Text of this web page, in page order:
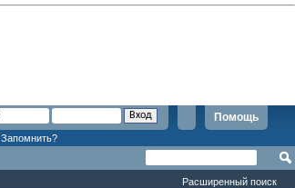
Помощь
Запомнить?
Расширенный поиск